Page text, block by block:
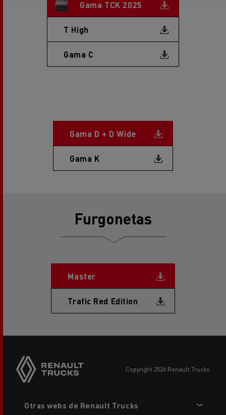
Gama TCK 2025 Document
T High Document
Gama C Document
Gama D + D Wide Document
Gama K Document
Furgonetas
Master Document
Trafic Red Edition Document
copyright 2026 Renault Trucks
menu
Otras webs de Renault Trucks